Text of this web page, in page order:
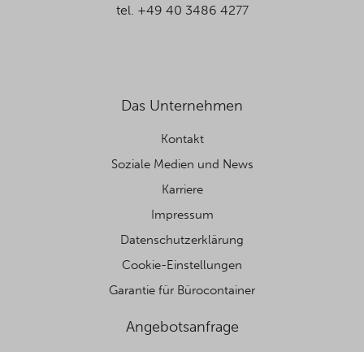
tel. +49 40 3486 4277
Das Unternehmen
Kontakt
Soziale Medien und News
Karriere
Impressum
Datenschutzerklärung
Cookie-Einstellungen
Garantie für Bürocontainer
Angebotsanfrage